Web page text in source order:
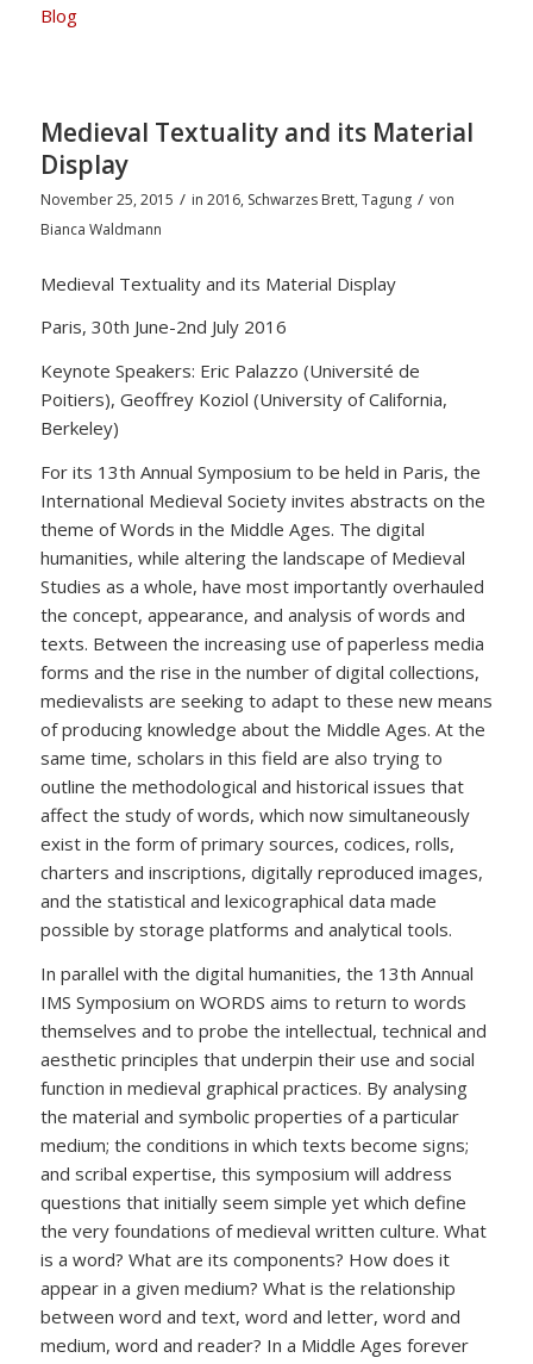
Blog
Medieval Textuality and its Material
Display
November 25, 2015 / in 2016, Schwarzes Brett,Tagung / von
Bianca Waldmann
Medieval Textuality and its Material Display
Paris, 30th June-2nd July 2016
Keynote Speakers: Eric Palazzo (Université de
Poitiers), Geoffrey Koziol (University of California,
Berkeley)
For its 13th Annual Symposium to be held in Paris, the
International Medieval Society invites abstracts on the
theme of Words in the Middle Ages. The digital
humanities, while altering the landscape of Medieval
Studies as a whole, have most importantly overhauled
the concept, appearance, and analysis of words and
texts. Between the increasing use of paperless media
forms and the rise in the number of digital collections,
medievalists are seeking to adapt to these new means
of producing knowledge about the Middle Ages. At the
same time, scholars in this field are also trying to
outline the methodological and historical issues that
affect the study of words, which now simultaneously
exist in the form of primary sources, codices, rolls,
charters and inscriptions, digitally reproduced images,
and the statistical and lexicographical data made
possible by storage platforms and analytical tools.
In parallel with the digital humanities, the 13th Annual
IMS Symposium on WORDS aims to return to words
themselves and to probe the intellectual, technical and
aesthetic principles that underpin their use and social
function in medieval graphical practices. By analysing
the material and symbolic properties of a particular
medium; the conditions in which texts become signs;
and scribal expertise, this symposium will address
questions that initially seem simple yet which define
the very foundations of medieval written culture. What
is a word? What are its components? How does it
appear in a given medium? What is the relationship
between word and text, word and letter, word and
medium, word and reader? In a Middle Ages forever